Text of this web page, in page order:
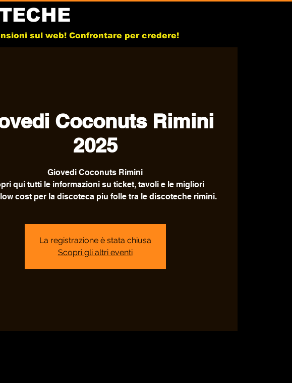
sul web! Confrontare per credere!
Coconuts Rimini
2025
Giovedi Coconuts Rimini
qui tutti le informazioni su ticket, tavoli e le migliori
cost per la discoteca piu folle tra le discoteche rimini.
La registrazione è stata chiusa
Scopri gli altri eventi